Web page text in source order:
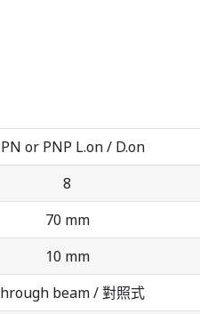
or PNP L.on / D.on
8
70 mm
10 mm
beam / 對照式